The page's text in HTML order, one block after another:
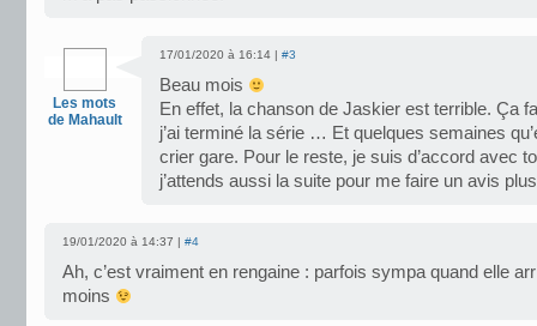
Les mots
de Mahault
17/01/2020 à 16:14 | #3
Beau mois
En effet, la chanson de Jaskier est terrible. Ça
j’ai terminé la série … Et quelques semaines
crier gare. Pour le reste, je suis d’accord avec
j’attends aussi la suite pour me faire un avis
19/01/2020 à 14:37 | #4
Ah, c’est vraiment en rengaine : parfois sympa quand elle
moins